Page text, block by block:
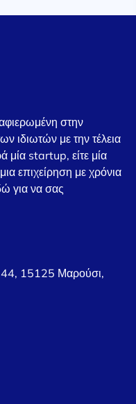
στην
ιδιωτών με την τέλεια
μία startup, είτε μία
επιχείρηση με χρόνια
για να σας
44, 15125 Μαρούσι,